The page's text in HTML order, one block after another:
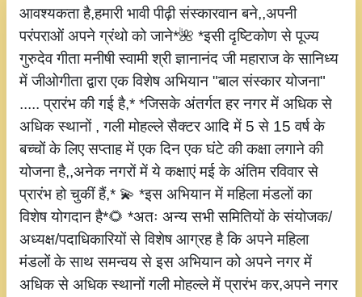
आवश्यकता है,हमारी भावी पीढ़ी संस्कारवान बने,,अपनी
परंपराओं अपने ग्रंथो को जाने*🌺 *इसी दृष्टिकोण से पूज्य
गुरुदेव गीता मनीषी स्वामी श्री ज्ञानानंद जी महाराज के सानिध्य
में जीओगीता द्वारा एक विशेष अभियान "बाल संस्कार योजना"
..... प्रारंभ की गई है,* *जिसके अंतर्गत हर नगर में अधिक से
अधिक स्थानों , गली मोहल्ले सैक्टर आदि में 5 से 15 वर्ष के
बच्चों के लिए सप्ताह में एक दिन एक घंटे की कक्षा लगाने की
योजना है,,अनेक नगरों में ये कक्षाएं मई के अंतिम रविवार से
प्रारंभ हो चुकीं हैं,* 💫 *इस अभियान में महिला मंडलों का
विशेष योगदान है*🌻 *अतः अन्य सभी समितियों के संयोजक/
अध्यक्ष/पदाधिकारियों से विशेष आग्रह है कि अपने महिला
मंडलों के साथ समन्वय से इस अभियान को अपने नगर में
अधिक से अधिक स्थानों गली मोहल्ले में प्रारंभ कर,अपने नगर